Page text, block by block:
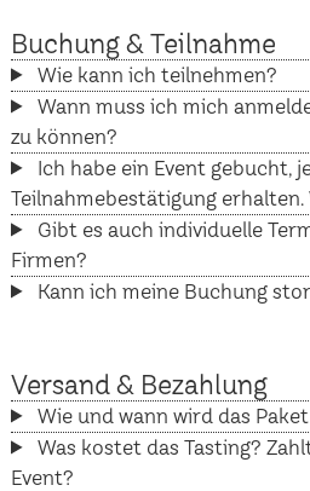
Buchung & Teilnahme
Wie kann ich teilnehmen?
Wann muss ich mich
zu können?
Ich habe ein Event gebucht,
Teilnahmebestätigung erhalten.
Gibt es auch individuelle
Firmen?
Kann ich meine Buchung
Versand & Bezahlung
Wie und wann wird das
Was kostet das Tasting?
Event?